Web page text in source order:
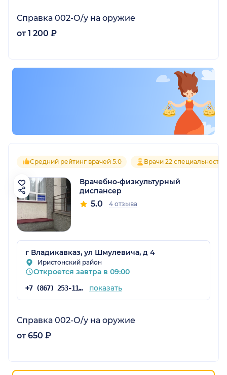
Справка 002-О/у на оружие
от 1 200 ₽
Средний рейтинг врачей 5.0 Врачи 22 специальностей
Врачебно-физкультурный
диспансер
5.0 4 отзыва
г Владикавказ, ул Шмулевича, д 4
Иристонский район
Откроется завтра в 09:00
+7 (867) 253-11-58 показать
Справка 002-О/у на оружие
от 650 ₽